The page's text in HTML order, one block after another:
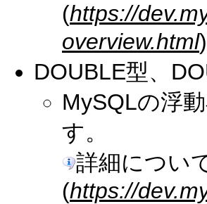
(https://
overview.html
DOUBLE型、
MySQLの浮
す。
詳細につい
(https://